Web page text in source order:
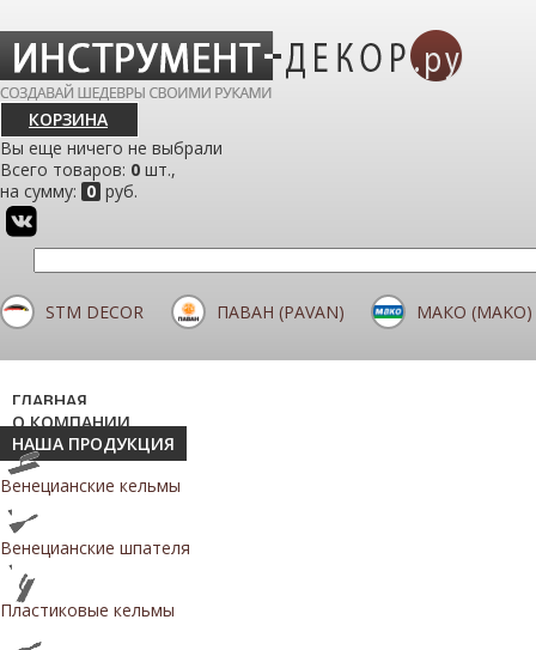
КОРЗИНА
Вы еще ничего не выбрали
Всего товаров: 0 шт.,
на сумму: 0 руб.
STM DECOR ПАВАН (PAVAN) МАКО (MAKO)
ГЛАВНАЯ
О КОМПАНИИ
НАША ПРОДУКЦИЯ
Венецианские кельмы
Венецианские шпателя
Пластиковые кельмы